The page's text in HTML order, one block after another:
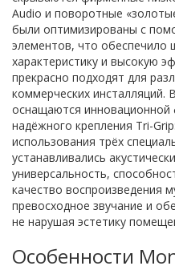
Audio и поворотные
были оптимизированы с
элементов, что обеспечило
характеристику и высокую
прекрасно подходят для
коммерческих инсталляций.
оснащаются
надёжного крепления Tri-
использования трёх
устанавливались
универсальность,
качество воспроизведения
превосходное звучание и
не нарушая эстетику
Особенности